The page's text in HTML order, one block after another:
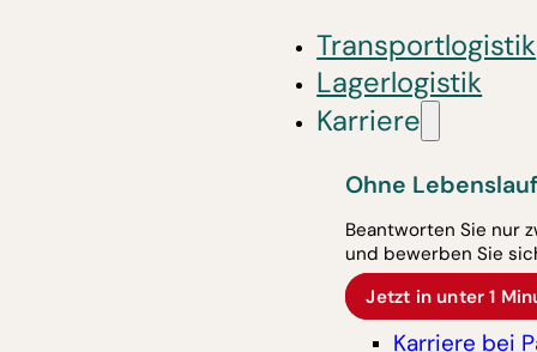
Transportlogistik
Lagerlogistik
Karriere
Ohne
Beantworten Sie nur
und bewerben Sie
Jetzt in unter 1
Karriere bei